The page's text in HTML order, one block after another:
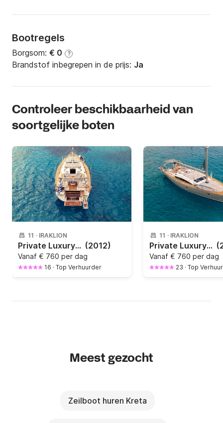
Bootregels
Borgsom: € 0 ?
Brandstof inbegrepen in de prijs: Ja
Controleer beschikbaarheid van
soortgelijke boten
11 · IRAKLION
Private Luxury Sunset Trips on TREATON (16.15 m. long, 4.80 m. wide) (2012)
Vanaf € 760 per dag
16 · Top Verhuurder
11 · IRAKLION
Private Luxury Morning Trips on TREATON (16.15 m. long / 4.80 m. wide)
Vanaf € 760 per dag
23 · Top
Meest gezocht
Zeilboot huren Kreta